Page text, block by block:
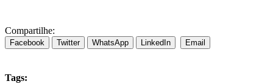
Compartilhe:
Facebook Twitter WhatsApp LinkedIn Email
Tags: